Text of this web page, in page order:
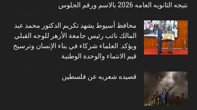
نتيجه الثانويه العامه 2026 بالاسم ورقم الجلوس
محافظ أسيوط يشهد تكريم الدكتور محمد عبد
المالك نائب رئيس جامعة الأزهر للوجه القبلي
ويؤكد: العلماء شركاء في بناء الإنسان وترسيخ
قيم الانتماء والوحدة الوطنية
قصيده شعريه عن فلسطين